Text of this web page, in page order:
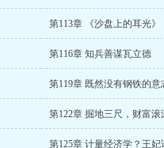
第113章 《沙盘上的耳光》
第116章 知兵善谋瓦立德
第119章 既然没有钢铁的
第122章 掘地三尺，财富滚
第125章 计量经济学？王妃